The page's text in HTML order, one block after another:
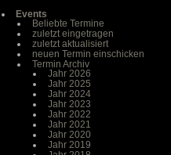
Events
Beliebte Termine
zuletzt eingetragen
zuletzt aktualisiert
neuen Termin einschicken
Termin Archiv
Jahr 2026
Jahr 2025
Jahr 2024
Jahr 2023
Jahr 2022
Jahr 2021
Jahr 2020
Jahr 2019